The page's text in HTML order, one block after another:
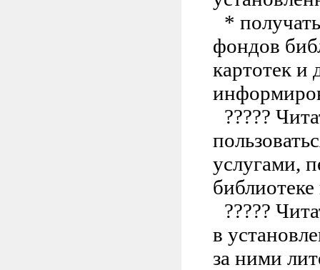
*
фондов
картотек и
?????
услугами,
?????
в
за ними